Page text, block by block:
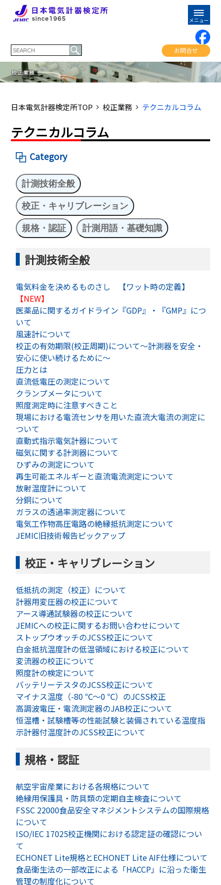
お問合せ
日本電気計器検定所TOP 校正業務 テクニカルコラム
テクニカルコラム
Category
計測技術全般
校正・キャリブレーション
規格・認証 計測用語・基礎知識
計測技術全般
電気料金を決めるものさし 【ワット時の定義】
【NEW】
医薬品に関するガイドライン『GDP』・『GMP』につ
いて
風速計について
校正の有効期限(校正周期)について～計測器を安全・
安心に使い続けるために～
圧力とは
直流低電圧の測定について
クランプメータについて
照度測定時に注意すべきこと
現場における電流センサを用いた直流大電流の測定に
ついて
直動式指示電気計器について
磁気に関する計測器について
ひずみの測定について
再生可能エネルギーと直流電流測定について
放射温度計について
分銅について
ガラスの透過率測定器について
電気工作物高圧電路の絶縁抵抗測定について
JEMIC旧技術報告ピックアップ
校正・キャリブレーション
低抵抗の測定（校正）について
計器用変圧器の校正について
アース導通試験器の校正について
JEMICへの校正に関するお問い合わせについて
ストップウオッチのJCSS校正について
白金抵抗温度計の低温領域における校正について
変流器の校正について
照度計の検定について
バッテリーテスタのJCSS校正について
マイナス温度（-80 ℃～0 ℃）のJCSS校正
高調波電圧・電流測定器のJAB校正について
恒温槽・試験槽等の性能試験と装備されている温度指
示計器付温度計のJCSS校正について
規格・認証
航空宇宙産業における各規格について
絶縁用保護具・防具類の定期自主検査について
FSSC 22000食品安全マネジメントシステムの国際規格
について
ISO/IEC 17025校正機関における認定証の確認につい
て
ECHONET Lite規格とECHONET Lite AIF仕様について
食品衛生法の一部改正による「HACCP」に沿った衛生
管理の制度化について